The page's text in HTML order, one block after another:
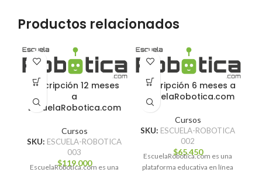
Productos relacionados
Suscripción 12 meses
a
EscuelaRobotica.com
Cursos
SKU: ESCUELA-ROBOTICA
003
$119.000
EscuelaRobotica.com es una
Suscripción 6 meses a
EscuelaRobotica.com
Cursos
SKU: ESCUELA-ROBOTICA
002
$65.450
EscuelaRobotica.com es una
plataforma educativa en línea